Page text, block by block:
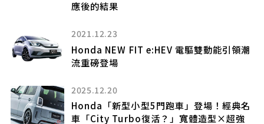
引領潮
經典名
×超強
新車289萬日圓！ Honda全新「Fit
上市！ 黑色水箱護罩＋紅色縫線讓運
幅升級！？ 舒適配備也「一次給好給
2025.11.21
Honda 的「高級 SUV」超吸睛！